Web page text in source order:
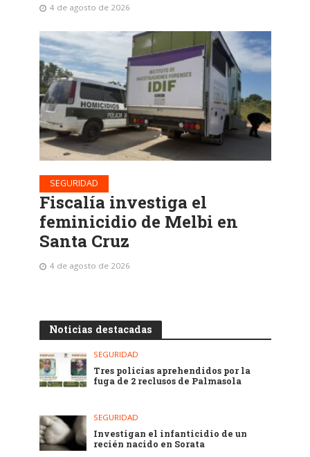
4 de agosto de 2026
SEGURIDAD
Fiscalía investiga el
feminicidio de Melbi en
Santa Cruz
4 de agosto de 2026
Noticias destacadas
SEGURIDAD
Tres policías aprehendidos por la
fuga de 2 reclusos de Palmasola
SEGURIDAD
Investigan el infanticidio de un
recién nacido en Sorata